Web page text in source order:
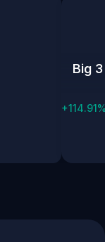
Big 3